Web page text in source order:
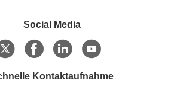
Social Media
Kontaktaufnahme